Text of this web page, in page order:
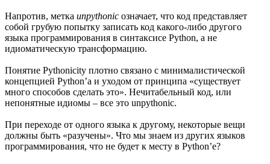
Напротив, метка unpythonic означает, что код представляет
собой грубую попытку записать код какого-либо другого
языка программирования в синтаксисе Python, а не
идиоматическую трансформацию.
Понятие Pythonicity плотно связано с минималистической
концепцией Python’a и уходом от принципа «существует
много способов сделать это». Нечитабельный код, или
непонятные идиомы – все это unpythonic.
При переходе от одного языка к другому, некоторые вещи
должны быть «разучены». Что мы знаем из других языков
программирования, что не будет к месту в Python’e?